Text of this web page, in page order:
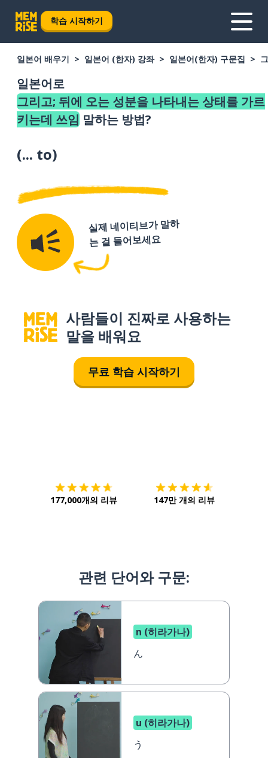
학습 시작하기
일본어 배우기 일본어 (한자) 강좌 일본어(한자) 구문집
일본어로
그리고; 뒤에 오는 성분을 나타내는 상태를 가르
키는데 쓰임 말하는 방법?
(... to)
실제 네이티브가 말하
는 걸 들어보세요
사람들이 진짜로 사용하는
말을 배워요
무료 학습 시작하기
177,000개의 리뷰 147만 개의 리뷰
관련 단어와 구문:
n (히라가나)
ん
u (히라가나)
う